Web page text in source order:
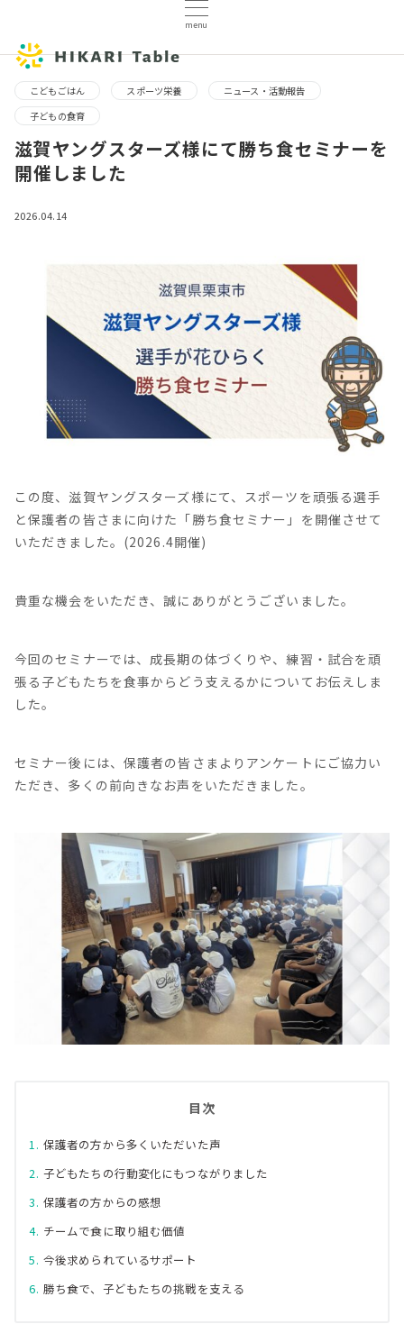
menu
こどもごはん スポーツ栄養
ニュース・活動報告
子どもの食育
滋賀ヤングスターズ様にて勝ち食セミナーを
開催しました
2026.04.14
この度、滋賀ヤングスターズ様にて、スポーツを頑張る選手
と保護者の皆さまに向けた「勝ち食セミナー」を開催させて
いただきました。(2026.4開催)
貴重な機会をいただき、誠にありがとうございました。
今回のセミナーでは、成長期の体づくりや、練習・試合を頑
張る子どもたちを食事からどう支えるかについてお伝えしま
した。
セミナー後には、保護者の皆さまよりアンケートにご協力い
ただき、多くの前向きなお声をいただきました。
目次
保護者の方から多くいただいた声
子どもたちの行動変化にもつながりました
保護者の方からの感想
チームで食に取り組む価値
今後求められているサポート
勝ち食で、子どもたちの挑戦を支える